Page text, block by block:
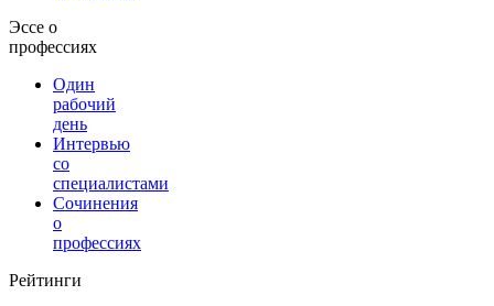
Эссе о
профессиях
Один
рабочий
день
Интервью
со
специалистами
Сочинения
о
профессиях
Рейтинги